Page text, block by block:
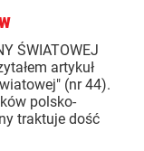
ŚWIATOWEJ
artykuł
(nr 44).
polsko-
traktuje dość